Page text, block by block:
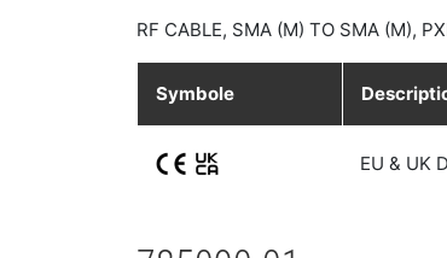
RF CABLE, SMA (M) TO SMA (M),
Symbole
EU & UK